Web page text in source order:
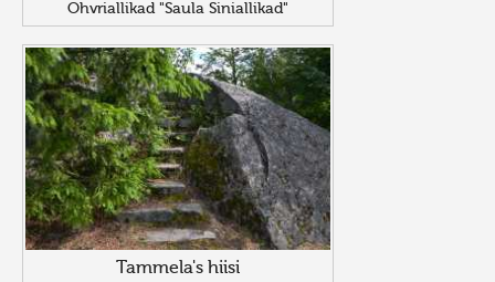
Ohvriallikad "Saula Siniallikad"
Tammela's hiisi